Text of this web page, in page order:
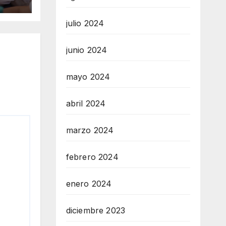
julio 2024
junio 2024
mayo 2024
abril 2024
marzo 2024
febrero 2024
enero 2024
diciembre 2023